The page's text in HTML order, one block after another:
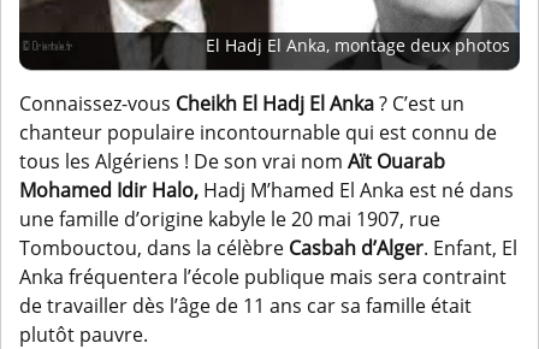
El Hadj El Anka, montage deux photos
Connaissez-vous Cheikh El Hadj El Anka? C’est un
chanteur populaire incontournable qui est connu de
tous les Algériens ! De son vrai nom Aït Ouarab
Mohamed Idir Halo, Hadj M’hamed El Anka est né dans
une famille d’origine kabyle le 20 mai 1907, rue
Tombouctou, dans la célèbre Casbah d’Alger. Enfant, El
Anka fréquentera l’école publique mais sera contraint
de travailler dès l’âge de 11 ans car sa famille était
plutôt pauvre.